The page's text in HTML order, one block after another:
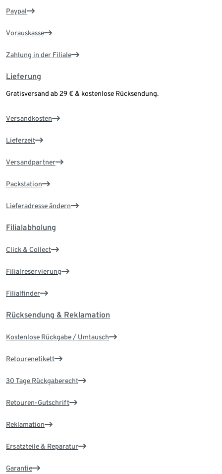
Paypal
Vorauskasse
Zahlung in der Filiale
Lieferung
Gratisversand ab 29 € & kostenlose Rücksendung.
Versandkosten
Lieferzeit
Versandpartner
Packstation
Lieferadresse ändern
Filialabholung
Click & Collect
Filialreservierung
Filialfinder
Rücksendung & Reklamation
Kostenlose Rückgabe / Umtausch
Retourenetikett
30 Tage Rückgaberecht
Retouren-Gutschrift
Reklamation
Ersatzteile & Reparatur
Garantie